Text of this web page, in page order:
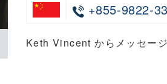
+855-9822-
Keth Vincent からメッセージ